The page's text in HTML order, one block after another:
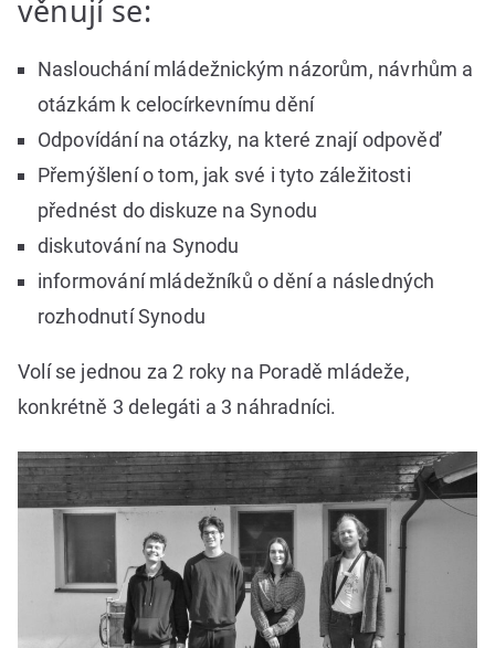
věnují se:
Naslouchání mládežnickým názorům, návrhům a
otázkám k celocírkevnímu dění
Odpovídání na otázky, na které znají odpověď
Přemýšlení o tom, jak své i tyto záležitosti
přednést do diskuze na Synodu
diskutování na Synodu
informování mládežníků o dění a následných
rozhodnutí Synodu
Volí se jednou za 2 roky na Poradě mládeže,
konkrétně 3 delegáti a 3 náhradníci.